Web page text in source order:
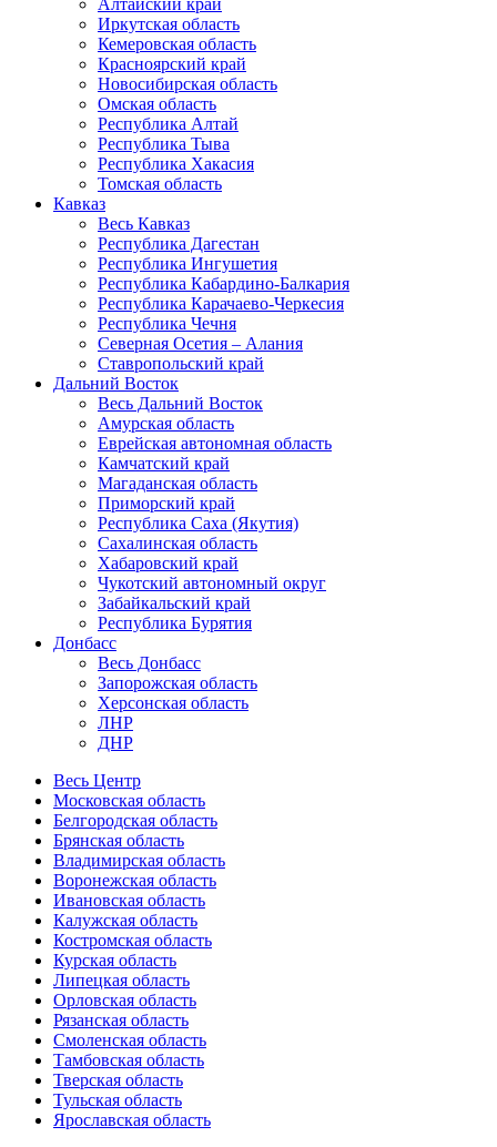
Алтайский край
Иркутская область
Кемеровская область
Красноярский край
Новосибирская область
Омская область
Республика Алтай
Республика Тыва
Республика Хакасия
Томская область
Кавказ
Весь Кавказ
Республика Дагестан
Республика Ингушетия
Республика Кабардино-Балкария
Республика Карачаево-Черкесия
Республика Чечня
Северная Осетия – Алания
Ставропольский край
Дальний Восток
Весь Дальний Восток
Амурская область
Еврейская автономная область
Камчатский край
Магаданская область
Приморский край
Республика Саха (Якутия)
Сахалинская область
Хабаровский край
Чукотский автономный округ
Забайкальский край
Республика Бурятия
Донбасс
Весь Донбасс
Запорожская область
Херсонская область
ЛНР
ДНР
Весь Центр
Московская область
Белгородская область
Брянская область
Владимирская область
Воронежская область
Ивановская область
Калужская область
Костромская область
Курская область
Липецкая область
Орловская область
Рязанская область
Смоленская область
Тамбовская область
Тверская область
Тульская область
Ярославская область